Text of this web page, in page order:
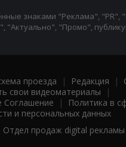
знаками "Реклама", "PR",
"Актуально", "Промо",
проезда | Редакция |
свои видеоматериалы |
Соглашение |
Политика в
и персональных данных
Отдел продаж digital рекламы